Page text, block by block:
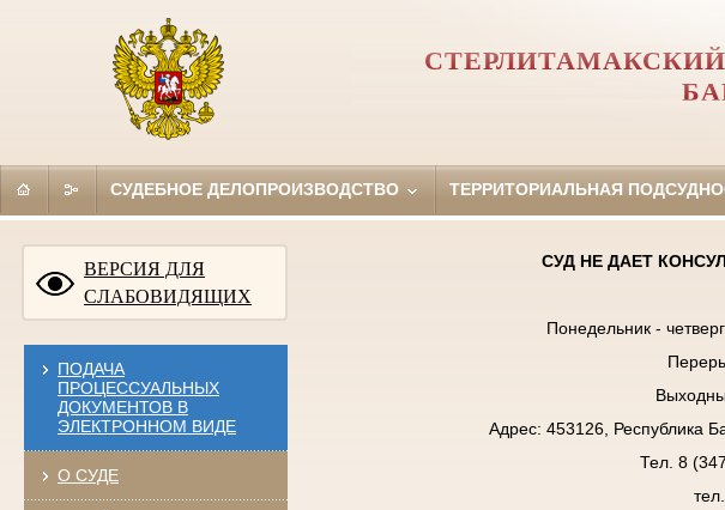
СУДЕБНОЕ ДЕЛОПРОИЗВОДСТВО ТЕРРИТОРИАЛЬНАЯ
ВЕРСИЯ ДЛЯ
СЛАБОВИДЯЩИХ
ПОДАЧА
ПРОЦЕССУАЛЬНЫХ
ДОКУМЕНТОВ В
ЭЛЕКТРОННОМ ВИДЕ
О СУДЕ
СУД НЕ ДАЕТ
Понедельник -
Адрес: 453126, Республика
Тел. 8